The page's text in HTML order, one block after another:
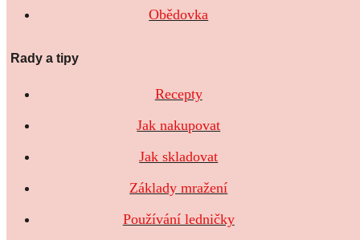
Obědovka
Rady a tipy
Recepty
Jak nakupovat
Jak skladovat
Základy mražení
Používání ledničky